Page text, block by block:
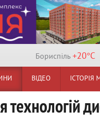
Бориспiль +20°C
ВІДЕО ІСТОРІЯ
технологій